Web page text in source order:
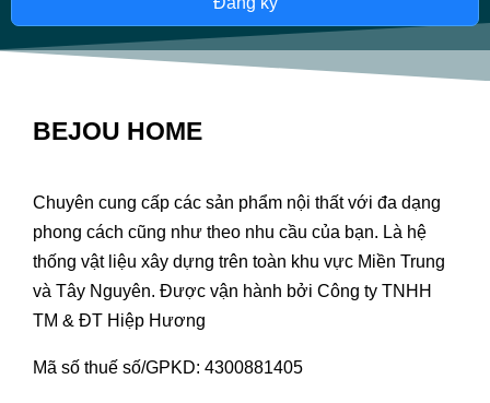
BEJOU HOME
Chuyên cung cấp các sản phẩm nội thất với đa dạng
phong cách cũng như theo nhu cầu của bạn. Là hệ
thống vật liệu xây dựng trên toàn khu vực Miền Trung
và Tây Nguyên. Được vận hành bởi Công ty TNHH
TM & ĐT Hiệp Hương
Mã số thuế số/GPKD: 4300881405